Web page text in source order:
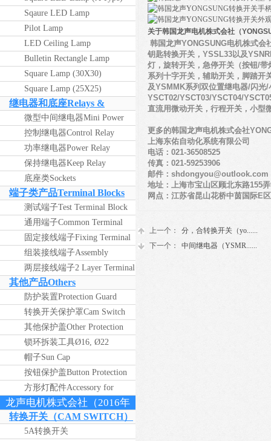
Sqaure LED Lamp
Pilot Lamp
LED Ceiling Lamp
Bulletin Rectangle Lamp
Square Lamp (30X30)
Square Lamp (25X25)
继电器和底座Relays &
Sockets微型中间继电器Mini Power
Relay
控制继电器Control Relay
功率继电器Power Relay
保持继电器Keep Relay
底座类Sockets
端子类产品Terminal Blocks
测试端子Test Terminal Block
通用端子Common Terminal
Block
固定接线端子Fixing Terminal
Block
组装接线端子Assembly
Terminal Block
两层接线端子2 Layer Terminal
Block
其他产品Others
防护装置Protection Guard
转换开关保护罩Cam Switch
Front Protection Cover
其他保护盖Other Protection
Covers
锁环拆装工具Ø16, Ø22
Assemble-Disassemble Tool for
Lock Ring
帽子Sun Cap
按钮保护盖Button Protection
Cover
方形灯配件Accessory for
Square Lamp
龙声电机株式会社（2016年
版）
转换开关（CAM SWITCH）
5A转换开关
关于韩国龙声电机株式会社（
韩国龙声YONGSUNG电机株式会
钥匙转换开关，YSSL33以及
灯，旋转开关，急停开关（按钮/
系列十字开关，辅助开关，脚踏开
及YSMMK系列双位置继电器/闪光
YSCT02/YSCT03/YSCT04/
直流用微动开关，行程开关，小型
更多的韩国龙声电机株式会社
上海东佑自动化系统有限公司
电话：021-36508525
传真：021-59253906
邮件：shdongyou@outlook.com
地址：上海市宝山区顾北东路155
网点：江苏省昆山花桥中茵国际E
上一个：
分，合转换开关（yo......
下一个：
中间继电器（YSMR......
电话：021-36508525
传真：021-59253906
工作日 8.30---18.00
产品 搜索
名称 描述 内容